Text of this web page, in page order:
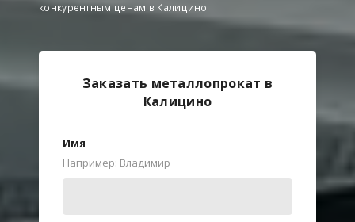
конкурентным ценам в Калицино
Заказать металлопрокат в
Калицино
Имя
Например: Владимир